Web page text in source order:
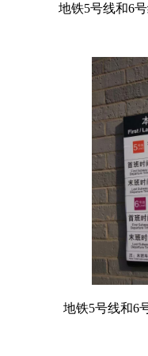
地铁5号线和6
地铁5号线和6